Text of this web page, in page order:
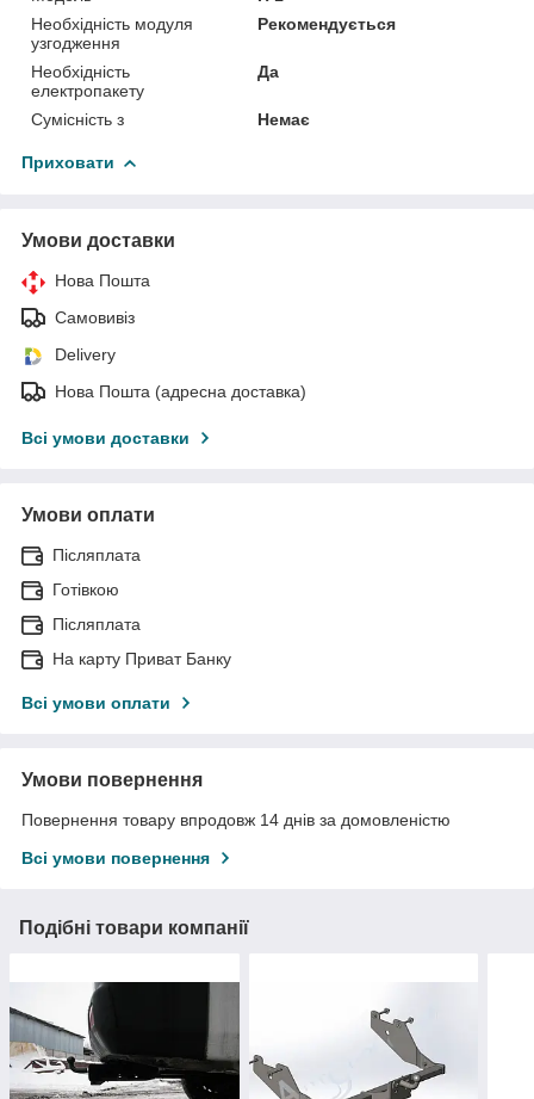
Необхідність модуля
узгодження
Рекомендується
Необхідність
електропакету
Да
Сумісність з Немає
Приховати
Умови доставки
Нова Пошта
Самовивіз
Delivery
Нова Пошта (адресна доставка)
Всі умови доставки
Умови оплати
Післяплата
Готівкою
Післяплата
На карту Приват Банку
Всі умови оплати
Умови повернення
Повернення товару впродовж 14 днів за домовленістю
Всі умови повернення
Подібні товари компанії